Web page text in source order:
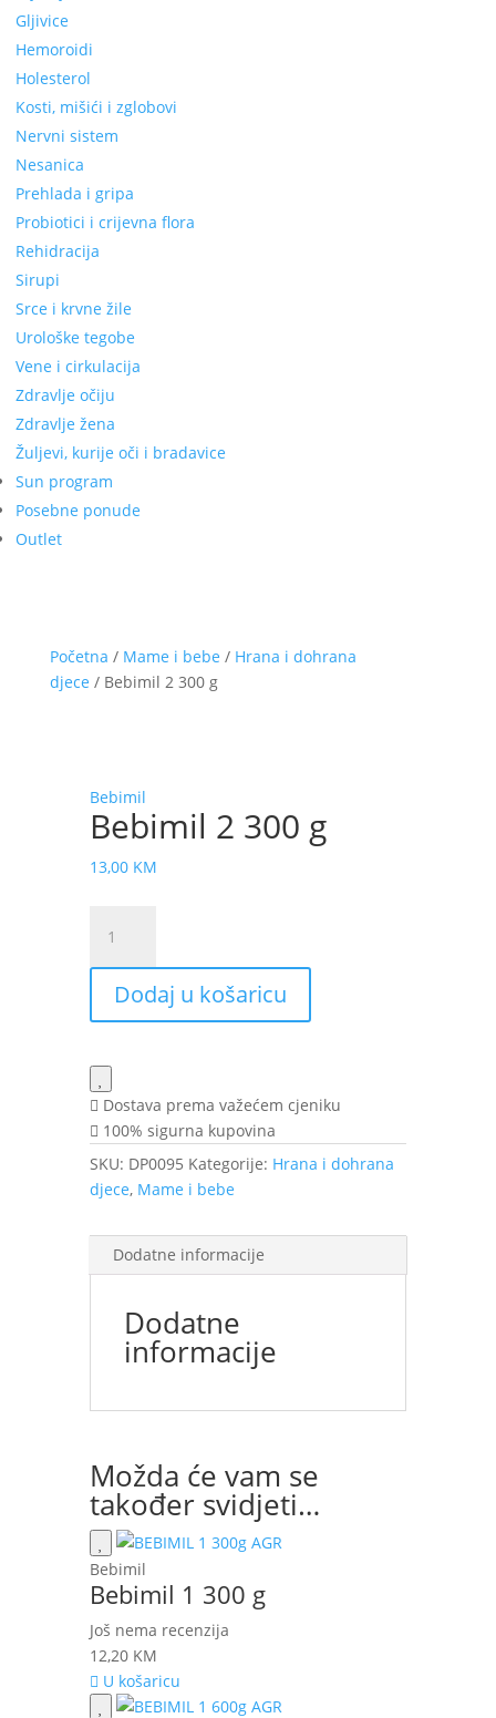
Gljivice
Hemoroidi
Holesterol
Kosti, mišići i zglobovi
Nervni sistem
Nesanica
Prehlada i gripa
Probiotici i crijevna flora
Rehidracija
Sirupi
Srce i krvne žile
Urološke tegobe
Vene i cirkulacija
Zdravlje očiju
Zdravlje žena
Žuljevi, kurije oči i bradavice
Sun program
Posebne ponude
Outlet
Početna / Mame i bebe / Hrana i dohrana
djece / Bebimil 2 300 g
Bebimil
Bebimil 2 300 g
13,00 KM
300
količina
Dodaj u košaricu
Dostava prema važećem cjeniku
100% sigurna kupovina
SKU: DP0095 Kategorije: Hrana i dohrana
djece, Mame i bebe
Dodatne informacije
Dodatne
informacije
Možda će vam se
također svidjeti…
Bebimil
Bebimil 1 300 g
Još nema recenzija
12,20 KM
U košaricu